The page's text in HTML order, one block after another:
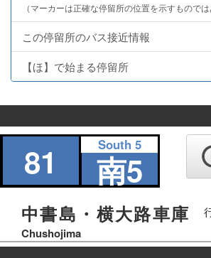
（マーカーは正確な停留所の位置を示すものでは
この停留所のバス接近情報
【ほ】で始まる停留所
の
81 South 5
南5
中書島・横大路車庫
Chushojima